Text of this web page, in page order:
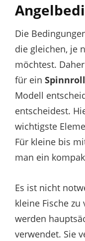
Die
die gleichen, je
möchtest.
für ein
Modell
entscheidest.
wichtigste
Für kleine bis
man ein
Es ist nicht
kleine Fische zu
werden
verwendet. Sie